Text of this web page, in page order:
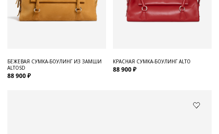
БЕЖЕВАЯ СУМКА-БОУЛИНГ ИЗ ЗАМШИ
ALTOSD
88 900 ₽
КРАСНАЯ СУМКА-БОУЛИНГ ALTO
88 900 ₽